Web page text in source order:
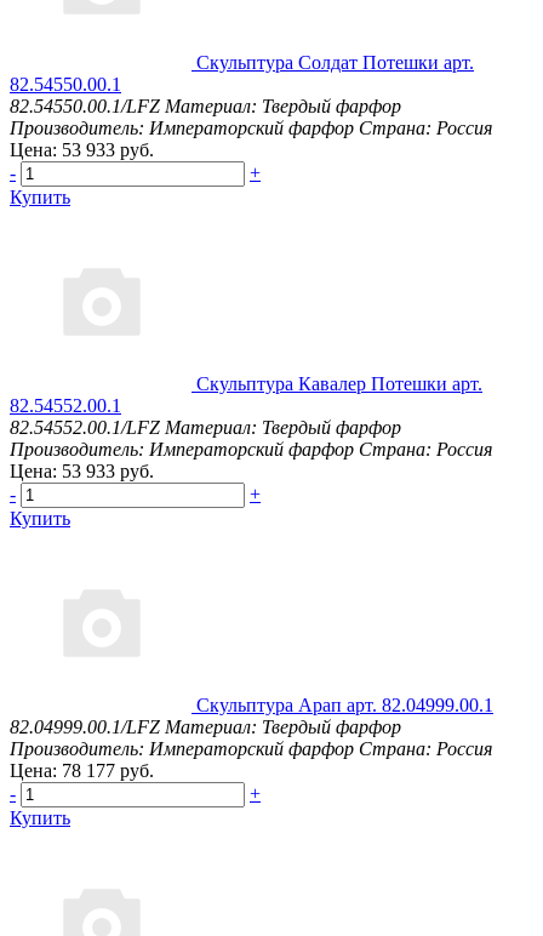
Скульптура Солдат Потешки арт.
82.54550.00.1
82.54550.00.1/LFZ Материал: Твердый фарфор
Производитель: Императорский фарфор Страна: Россия
Цена: 53 933 руб.
-
+
Купить
Скульптура Кавалер Потешки арт.
82.54552.00.1
82.54552.00.1/LFZ Материал: Твердый фарфор
Производитель: Императорский фарфор Страна: Россия
Цена: 53 933 руб.
-
+
Купить
Скульптура Арап арт. 82.04999.00.1
82.04999.00.1/LFZ Материал: Твердый фарфор
Производитель: Императорский фарфор Страна: Россия
Цена: 78 177 руб.
-
+
Купить